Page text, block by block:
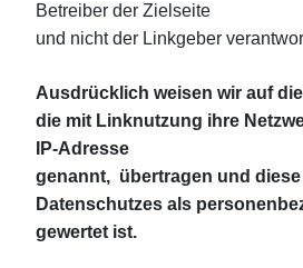
Betreiber der Zielseite
und nicht der Linkgeber
Ausdrücklich weisen wir auf
die mit Linknutzung ihre
IP-Adresse
genannt, übertragen und
Datenschutzes als
gewertet ist.